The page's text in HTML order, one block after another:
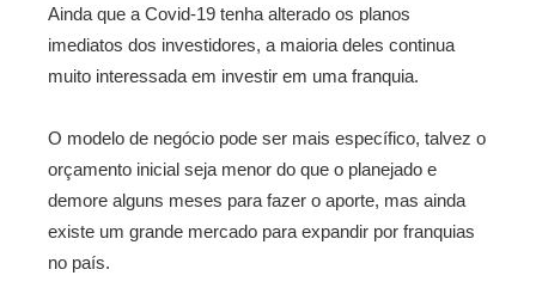
Ainda que a Covid-19 tenha alterado os planos
imediatos dos investidores, a maioria deles continua
muito interessada em investir em uma franquia.
O modelo de negócio pode ser mais específico, talvez o
orçamento inicial seja menor do que o planejado e
demore alguns meses para fazer o aporte, mas ainda
existe um grande mercado para expandir por franquias
no país.